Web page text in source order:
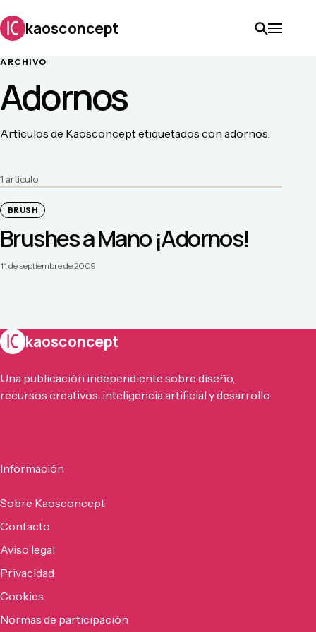
kaosconcept
ARCHIVO
Adornos
Artículos de Kaosconcept etiquetados con adornos.
1 artículo
BRUSH
Brushes a Mano ¡Adornos!
11 de septiembre de 2009
kaosconcept
Una publicación independiente sobre diseño,
recursos creativos, inteligencia artificial y desarrollo.
Información
Sobre Kaosconcept
Contacto
Aviso legal
Privacidad
Cookies
Normas de participación